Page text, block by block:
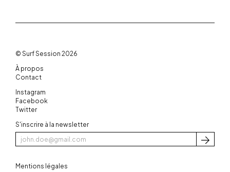
© Surf Session 2026
À propos
Contact
Instagram
Facebook
Twitter
S'inscrire à la newsletter
Mentions légales